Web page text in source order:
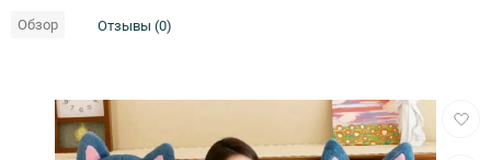
Обзор Отзывы (0)